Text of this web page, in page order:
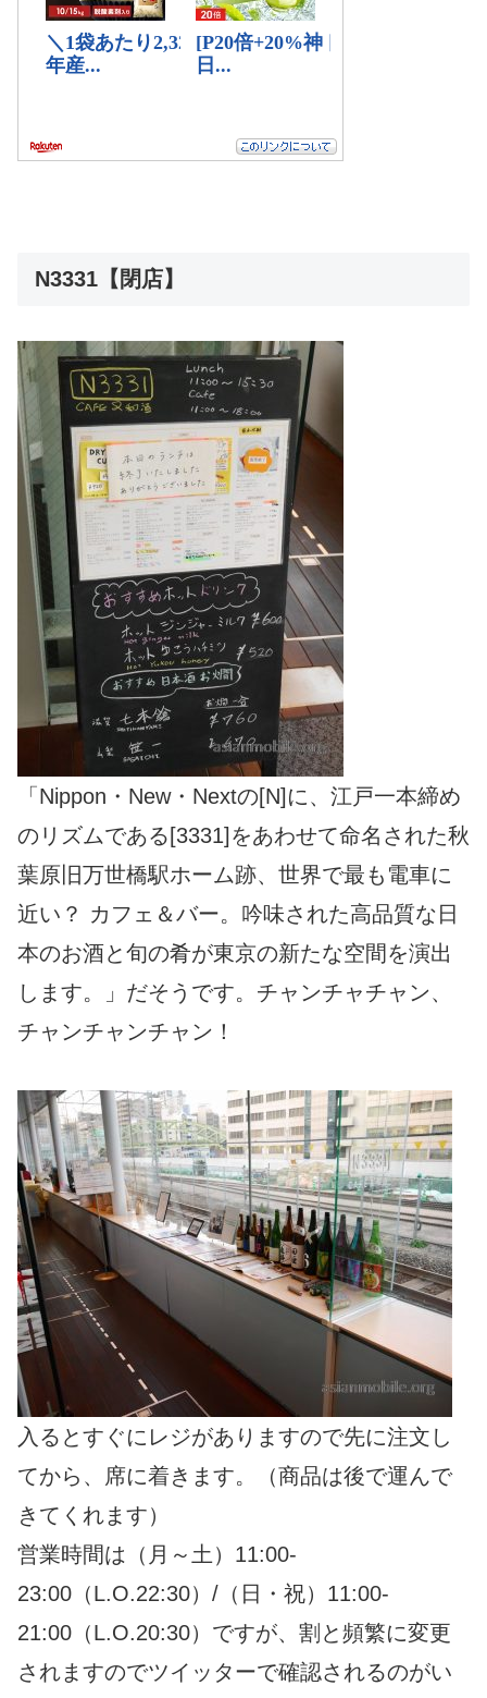
N3331【閉店】
「Nippon・New・Nextの[N]に、江戸一本締め
のリズムである[3331]をあわせて命名された秋
葉原旧万世橋駅ホーム跡、世界で最も電車に
近い？ カフェ＆バー。吟味された高品質な日
本のお酒と旬の肴が東京の新たな空間を演出
します。」だそうです。チャンチャチャン、
チャンチャンチャン！
入るとすぐにレジがありますので先に注文し
てから、席に着きます。（商品は後で運んで
きてくれます）
営業時間は（月～土）11:00-
23:00（L.O.22:30）/（日・祝）11:00-
21:00（L.O.20:30）ですが、割と頻繁に変更
されますのでツイッターで確認されるのがい